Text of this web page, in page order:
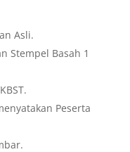
Asli.
Stempel Basah 1
Peserta